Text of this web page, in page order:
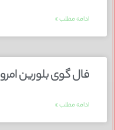
ادامه مطلب »
فال گوی بلورین امروز
ادامه مطلب »